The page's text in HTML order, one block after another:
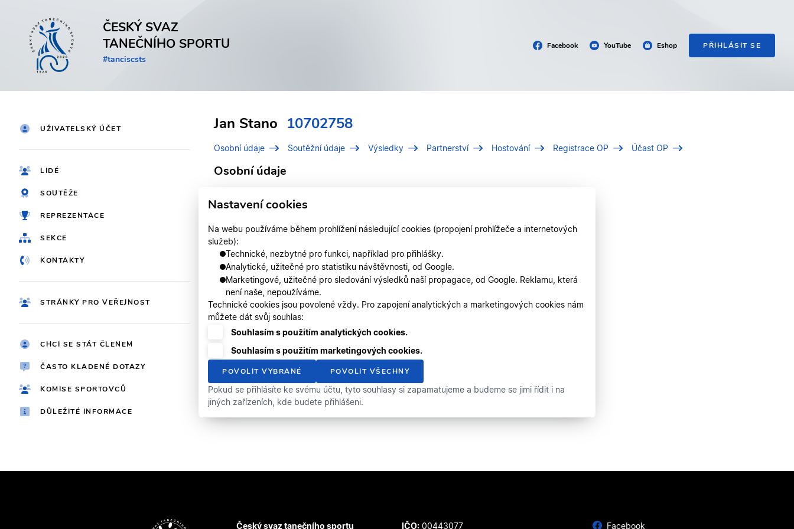
ČESKÝ SVAZ
TANEČNÍHO SPORTU
#tanciscsts
Facebook YouTube Eshop PŘIHLÁSIT SE
UŽIVATELSKÝ ÚČET
LIDÉ
SOUTĚŽE
REPREZENTACE
SEKCE
KONTAKTY
STRÁNKY PRO VEŘEJNOST
CHCI SE STÁT ČLENEM
ČASTO KLADENÉ DOTAZY
KOMISE SPORTOVCŮ
DŮLEŽITÉ INFORMACE
Jan Stano 10702758
Osobní údaje Soutěžní údaje Výsledky Partnerství Hostování Registrace OP Účast OP
Osobní údaje
Identifikační číslo (IDT)
Registrován v klubu TŠ START Tábor
Český svaz tanečního sportu IČO:00443077 Facebook
Nastavení cookies
Na webu používáme během prohlížení následující cookies (propojení prohlížeče a internetových
služeb):
Technické, nezbytné pro funkci, například pro přihlášky.
Analytické, užitečné pro statistiku návštěvnosti, od Google.
Marketingové, užitečné pro sledování výsledků naší propagace, od Google. Reklamu, která
není naše, nepoužíváme.
Technické cookies jsou povolené vždy. Pro zapojení analytických a marketingových cookies nám
můžete dát svůj souhlas:
Souhlasím s použitím analytických cookies.
Souhlasím s použitím marketingových cookies.
POVOLIT VYBRANÉ POVOLIT VŠECHNY
Pokud se přihlásíte ke svému účtu, tyto souhlasy si zapamatujeme a budeme se jimi řídit i na
jiných zařízeních, kde budete přihlášeni.